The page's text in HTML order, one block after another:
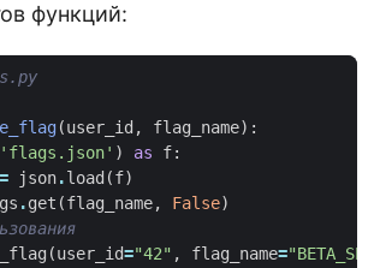
функций:
(user_id , flag_name):
'flags.json' ) as f:
= json.load (f)
.get (flag_name, False)
(user_id="42" , flag_name=